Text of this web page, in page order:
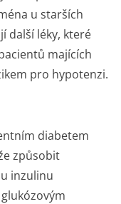
u starších
další léky, které
majících
pro hypotenzi.
diabetem
způsobit
inzulinu